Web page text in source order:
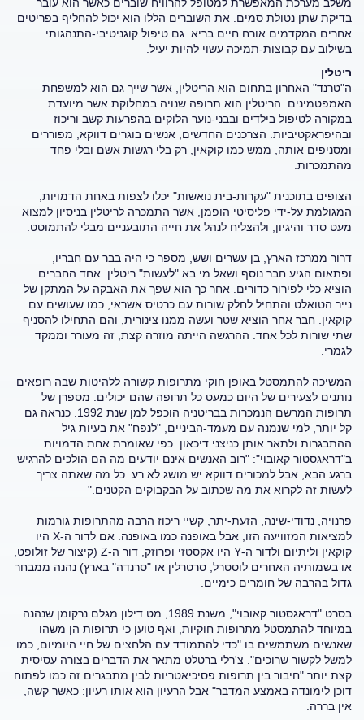
משלב מערכת המאפשרת למטופל להרוויח שוברים כאשר הוא עובר
בדיקת שתן נטולת סמים. את השוברים הללו הוא יכול להחליף בפריטים
אחרים המקדמים אורח חיים בריא. גם טיפול קוגניטיבי-התנהגותי
בשילוב עם קבוצות-תמיכה עשוי להיות יעיל.
ריטלין
ה"טרנד" האחרון בתחום הוא הריטלין, אשר שייך גם הוא למשפחת
האמפטמינים. הריטלין הוא תרופה שנויה במחלוקת אשר מיועדת
במקורה לטיפול בילדים ובבני-נוער הלוקים בהפרעות קשב וריכוז
ובהיפראקטיביות. הצרכנים החדשים, אנשים בוגרים דווקא, מפוררים
ומסניפים אותה, ממש כמו קוקאין, רק בלי רגשות אשם ובלי פחד
מהתמכרות.
הצופים בתוכנית "עקרות-בית נואשות" יכלו לצפות באחת הדמויות,
המגולמת על-ידי פליסיטי הופמן, אשר התמכרה לריטלין בניסיון למצוא
מעט סדר והיגיון, ולהצליח לנהל את חייה התובעניים מבלי להתמוטט.
דרור ממרכז הארץ, בן עשרים ושש, מספר כי היה בבר עם חבריו,
ופתאום הגיע חבר נוסף ושאל מי בא "לעשות" ריטלין. אחד החברים
הוציא כלי לפירור כדורים. אחר כך הוא שפך את האבקה על המתקן של
נייר הטואלט והתחיל לחלק שורות עם כרטיס אשראי, כמו שעושים עם
קוקאין. חבר אחר הוציא שטר ועשה ממנו צינורית, והם התחילו להסניף
שתי שורות לכל אחד. ההרגשה הייתה מוזרה קצת, זה מעורר וממקד
לגמרי.
המשיכה להתמסטל באופן חוקי מתרופות קשורה ללהיטות שבה רופאים
נותנים לצעירים של היום כמעט כל תרופה שהם יכולים. מספרן של
תרופות המרשם הנמכרות בבריטניה הוכפל למן שנת 1992. כנראה גם
קל יותר, למי שנמנה עם מעמד-הביניים, "לנפח" את בעיות גיל
ההתבגרות ולתאר אותן כניצני דיכאון. כפי שאומרת אחת הדמויות
ב"דראגסטור קאובוי": "רוב האנשים אינם יודעים מה הם הולכים להרגיש
ברגע הבא, אבל למכורים דווקא יש מושג לא רע. כל מה שאתה צריך
לעשות זה לקרוא את מה שכתוב על הבקבוקים הקטנים."
פרנויה, נדודי-שינה, הזעת-יתר, קשיי ריכוז הרבה מהתרופות גורמות
למציאות המזוויעה הזו, אבל באופנה כמו באופנה: אם לדור ה-X היו
קוקאין וליתיום ולדור ה-Y היו אקסטזי ופרוזק, דור ה-Z (קיצור של זולופט,
או בשמותיה האחרים לוסטרל, סרטרלין או "סרנדה" בארץ) נהנה ממבחר
גדול בהרבה של חומרים כימיים.
בסרט "דראגסטור קאובוי", משנת 1989, מט דילון מגלם נרקומן שנהנה
במיוחד להתמסטל מתרופות חוקיות, ואף טוען כי תרופות הן משהו
שאנשים משתמשים בו "כדי להתמודד עם הלחצים של חיי היומיום, כמו
למשל לקשור שרוכים". צ'רלי ברטלט מתאר את הדברים בצורה עסיסית
קצת יותר "חיבור בין תרופות פסיכיאטריות לבין מתבגרים זה כמו לפתוח
דוכן לימונדה באמצע המדבר" אבל הרעיון הוא אותו רעיון: כאשר קשה,
אין בררה.